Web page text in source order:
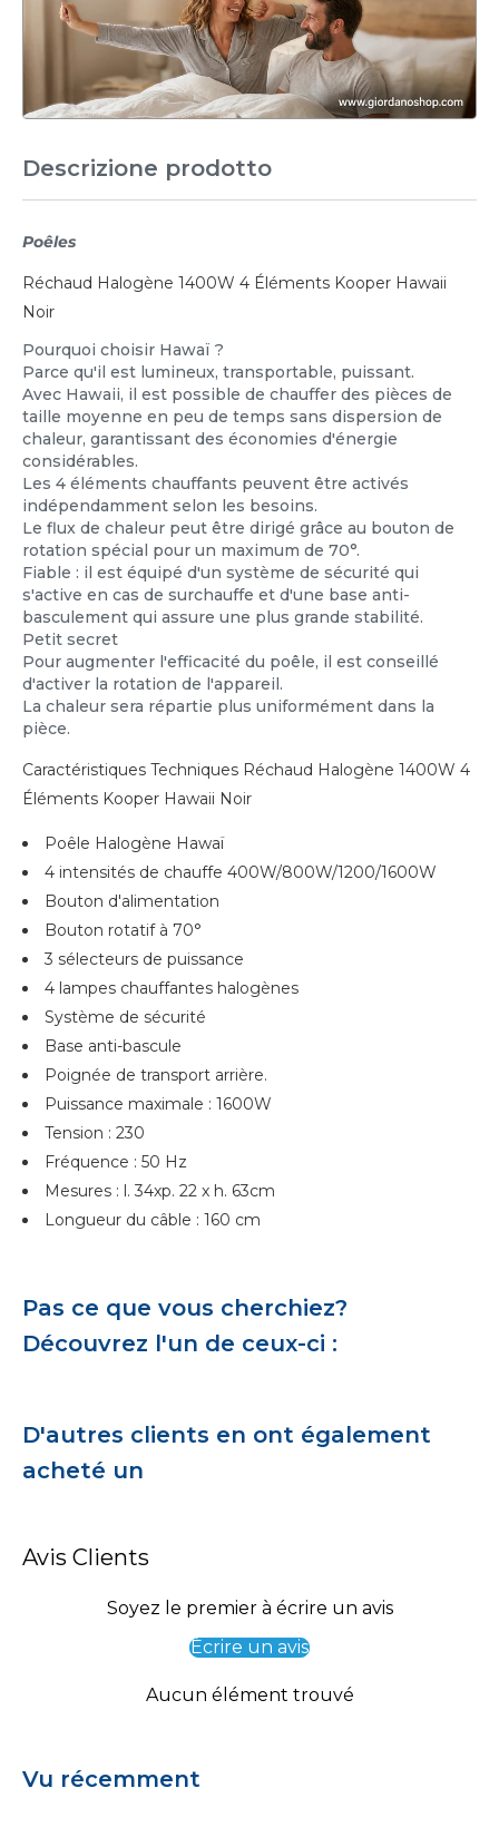
Descrizione prodotto
Poêles
Réchaud Halogène 1400W 4 Éléments Kooper Hawaii
Noir
Pourquoi choisir Hawaï ?
Parce qu'il est lumineux, transportable, puissant.
Avec Hawaii, il est possible de chauffer des pièces de
taille moyenne en peu de temps sans dispersion de
chaleur, garantissant des économies d'énergie
considérables.
Les 4 éléments chauffants peuvent être activés
indépendamment selon les besoins.
Le flux de chaleur peut être dirigé grâce au bouton de
rotation spécial pour un maximum de 70°.
Fiable : il est équipé d'un système de sécurité qui
s'active en cas de surchauffe et d'une base anti-
basculement qui assure une plus grande stabilité.
Petit secret
Pour augmenter l'efficacité du poêle, il est conseillé
d'activer la rotation de l'appareil.
La chaleur sera répartie plus uniformément dans la
pièce.
Caractéristiques Techniques Réchaud Halogène 1400W 4
Éléments Kooper Hawaii Noir
Poêle Halogène Hawaï
4 intensités de chauffe 400W/800W/1200/1600W
Bouton d'alimentation
Bouton rotatif à 70°
3 sélecteurs de puissance
4 lampes chauffantes halogènes
Système de sécurité
Base anti-bascule
Poignée de transport arrière.
Puissance maximale : 1600W
Tension : 230
Fréquence : 50 Hz
Mesures : l. 34xp. 22 x h. 63cm
Longueur du câble : 160 cm
Pas ce que vous cherchiez?
Découvrez l'un de ceux-ci :
D'autres clients en ont également
acheté un
Avis Clients
Soyez le premier à écrire un avis
Écrire un avis
Aucun élément trouvé
Vu récemment